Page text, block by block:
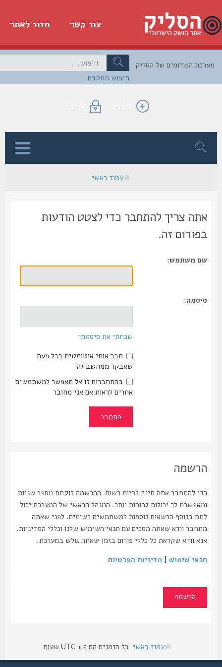
חזור לאתר צור קשר
חיפוש מתקדם
הפורומים של הסליק
הרשמה התחבר
עמוד ראשי
אתה צריך להתחבר כדי לצטט הודעות
בפורום זה.
שם משתמש:
סיסמה:
שכחתי את סיסמתי
חבר אותי אוטומטית בכל פעם
שאבקר ממחשב זה
בהתחברות זו אל תאפשר למשתמשים
אחרים לראות אם אני מחובר
הרשמה
כדי להתחבר אתה חייב להיות רשום. ההרשמה לוקחת מספר שניות
ומאפשרת לך יכולות גבוהות יותר. המנהל הראשי של המערכת יכול
לתת בנוסף הרשאות נוספות למשתמשים רשומים. לפני שאתה
מתחבר וודא שאתה מסכים עם תנאי השימוש שלנו וכללי המדיניות.
אנא וודא שקראת כל כללי פורום בזמן שאתה גולש במערכת.
תנאי שימוש|מדיניות הפרטיות
הרשמה
עמוד ראשי כל הזמנים הם UTC + 2 שעות